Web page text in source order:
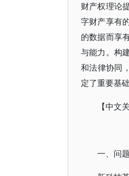
财产权理论
字财产享有
的数据而享
与能力。构
和法律协同
定了重要基
【中文
一、问